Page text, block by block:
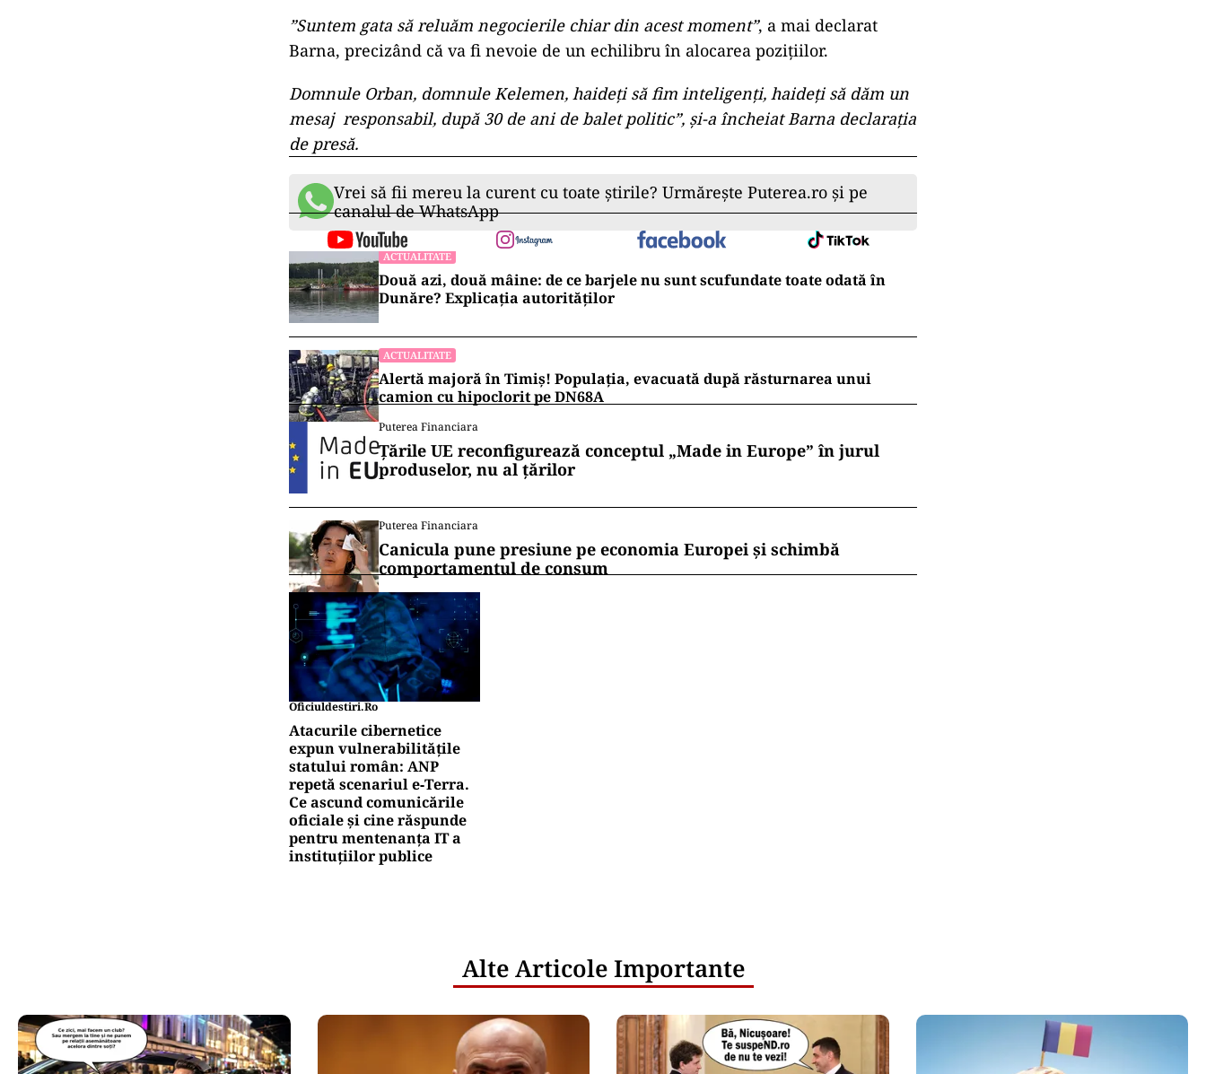
”Suntem gata să reluăm negocierile chiar din acest moment”, a mai declarat
Barna, precizând că va fi nevoie de un echilibru în alocarea poziţiilor.
Domnule Orban, domnule Kelemen, haideţi să fim inteligenţi, haideţi să dăm un
mesaj responsabil, după 30 de ani de balet politic”, şi-a încheiat Barna declaraţia
de presă.
Vrei să fii mereu la curent cu toate știrile? Urmărește Puterea.ro și pe
canalul de WhatsApp
ACTUALITATE
Două azi, două mâine: de ce barjele nu sunt scufundate toate odată în
Dunăre? Explicația autorităților
ACTUALITATE
Alertă majoră în Timiș! Populația, evacuată după răsturnarea unui
camion cu hipoclorit pe DN68A
Puterea Financiara
Țările UE reconfigurează conceptul „Made in Europe” în jurul
produselor, nu al țărilor
Puterea Financiara
Canicula pune presiune pe economia Europei și schimbă
comportamentul de consum
Oficiuldestiri.ro
Atacurile cibernetice
expun vulnerabilitățile
statului român: ANP
repetă scenariul e‑Terra.
Ce ascund comunicările
oficiale și cine răspunde
pentru mentenanța IT a
instituțiilor publice
Alte Articole Importante